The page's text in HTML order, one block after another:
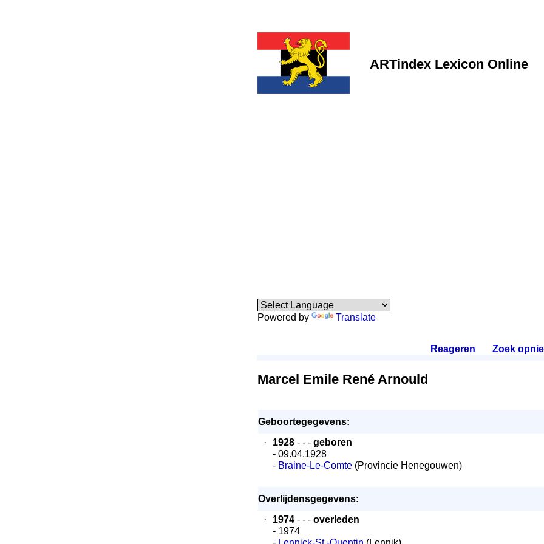
ARTindex Lexicon Online
Powered by Translate
Reageren Zoek
Marcel Emile René Arnould
Geboortegegevens:
·
1928- - - geboren
- 09.04.1928
- Braine-Le-Comte(Provincie Henegouwen)
Overlijdensgegevens:
·
1974- - - overleden
- 1974